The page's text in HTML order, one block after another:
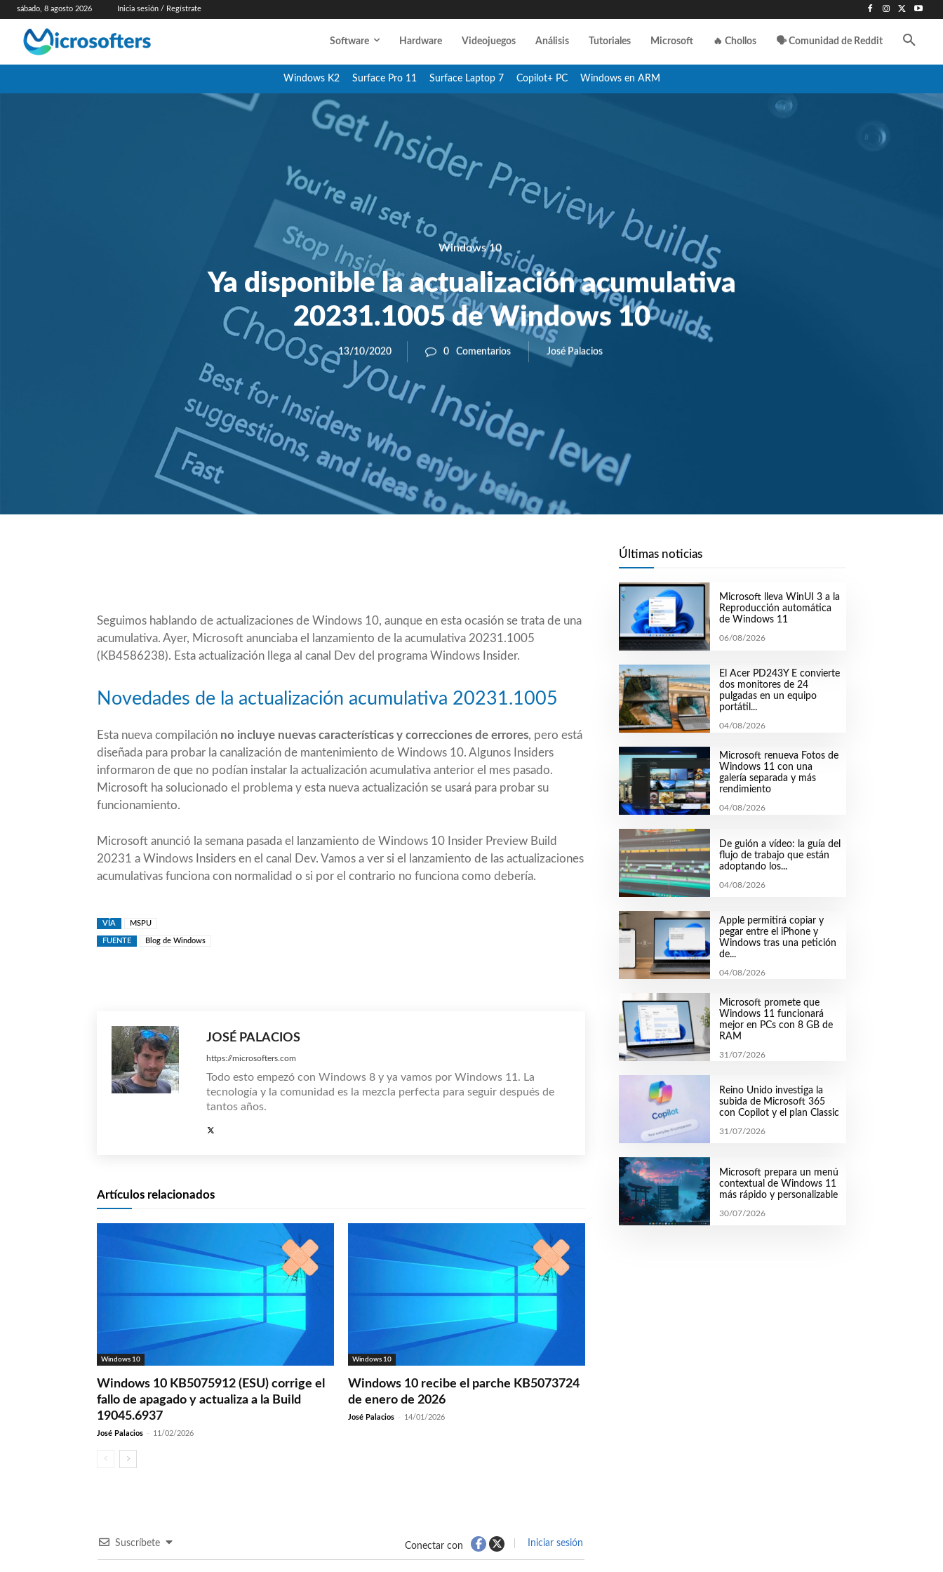
sábado, 8 agosto 2026 Inicia sesión / Regístrate
Software Hardware Videojuegos Análisis Tutoriales Microsoft 🔥 Chollos 🗣️ Comunidad de Reddit
Windows K2 Surface Pro 11 Surface Laptop 7 Copilot+ PC Windows en ARM
Windows 10
Ya disponible la actualización acumulativa
20231.1005 de Windows 10
13/10/2020 0 Comentarios José Palacios
Seguimos hablando de actualizaciones de Windows 10, aunque en esta ocasión se trata de una
acumulativa. Ayer, Microsoft anunciaba el lanzamiento de la acumulativa 20231.1005
(KB4586238). Esta actualización llega al canal Dev del programa Windows Insider.
Novedades de la actualización acumulativa 20231.1005
Esta nueva compilación no incluye nuevas características y correcciones de errores, pero está
diseñada para probar la canalización de mantenimiento de Windows 10. Algunos Insiders
informaron de que no podían instalar la actualización acumulativa anterior el mes pasado.
Microsoft ha solucionado el problema y esta nueva actualización se usará para probar su
funcionamiento.
Microsoft anunció la semana pasada el lanzamiento de Windows 10 Insider Preview Build
20231 a Windows Insiders en el canal Dev. Vamos a ver si el lanzamiento de las actualizaciones
acumulativas funciona con normalidad o si por el contrario no funciona como debería.
VÍA MSPU
FUENTE Blog de Windows
JOSÉ PALACIOS
https://microsofters.com
Todo esto empezó con Windows 8 y ya vamos por Windows 11. La
tecnología y la comunidad es la mezcla perfecta para seguir después de
tantos años.
Artículos relacionados
Windows 10
Windows 10 KB5075912 (ESU) corrige el
fallo de apagado y actualiza a la Build
19045.6937
José Palacios - 11/02/2026
Windows 10
Windows 10 recibe el parche KB5073724
de enero de 2026
José Palacios - 14/01/2026
Suscríbete Conectar con Iniciar sesión
Últimas noticias
Microsoft lleva WinUI 3 a la
Reproducción automática
de Windows 11
06/08/2026
El Acer PD243Y E convierte
dos monitores de 24
pulgadas en un equipo
portátil...
04/08/2026
Microsoft renueva Fotos de
Windows 11 con una
galería separada y más
rendimiento
04/08/2026
De guión a vídeo: la guía del
flujo de trabajo que están
adoptando los...
04/08/2026
Apple permitirá copiar y
pegar entre el iPhone y
Windows tras una petición
de...
04/08/2026
Microsoft promete que
Windows 11 funcionará
mejor en PCs con 8 GB de
RAM
31/07/2026
Reino Unido investiga la
subida de Microsoft 365
con Copilot y el plan Classic
31/07/2026
Microsoft prepara un menú
contextual de Windows 11
más rápido y personalizable
30/07/2026